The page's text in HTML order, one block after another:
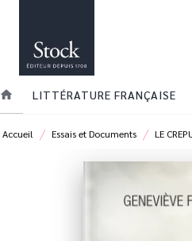
home LITTÉRATURE FRANÇAISE
Accueil / Essais et Documents / LE